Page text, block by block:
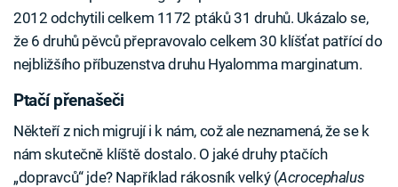
2012 odchytili celkem 1172 ptáků 31 druhů. Ukázalo se,
že 6 druhů pěvců přepravovalo celkem 30 klíšťat patřící do
nejbližšího příbuzenstva druhu Hyalomma marginatum.
Ptačí přenašeči
Někteří z nich migrují i k nám, což ale neznamená, že se k
nám skutečně klíště dostalo. O jaké druhy ptačích
„dopravců“ jde? Například rákosník velký (Acrocephalus